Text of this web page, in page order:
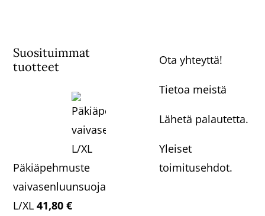
Suosituimmat
tuotteet
Päkiäpehmuste
vaivasenluunsuojalla
L/XL 41,80€
Ota yhteyttä!
Tietoa meistä
Lähetä palautetta.
Yleiset
toimitusehdot.